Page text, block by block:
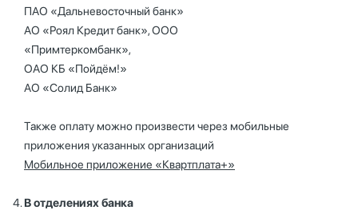
ПАО «Дальневосточный банк»
АО «Роял Кредит банк», ООО
«Примтеркомбанк»,
ОАО КБ «Пойдём!»
АО «Солид Банк»
Также оплату можно произвести через мобильные
приложения указанных организаций
Мобильное приложение «Квартплата+»
В отделениях банка